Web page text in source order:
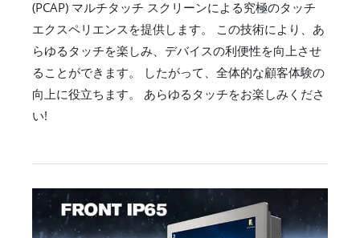
(PCAP) マルチタッチ スクリーンによる究極のタッチ
エクスペリエンスを提供します。 この技術により、あ
らゆるタッチを楽しみ、デバイスの利便性を向上させ
ることができます。 したがって、全体的な顧客体験の
向上に役立ちます。 あらゆるタッチをお楽しみくださ
い!